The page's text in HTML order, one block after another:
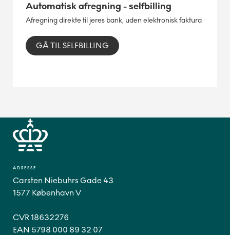
Automatisk afregning - selfbilling
Afregning direkte til jeres bank, uden elektronisk faktura
GÅ TIL SELFBILLING
ADRESSE
Carsten Niebuhrs Gade 43
1577 København V
CVR 18632276
EAN 5798 000 89 32 07